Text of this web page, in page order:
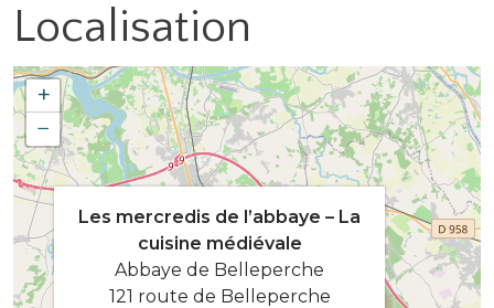
Localisation
+
−
Les mercredis de l’abbaye – La
cuisine médiévale
Abbaye de Belleperche
121 route de Belleperche